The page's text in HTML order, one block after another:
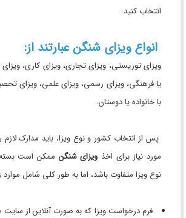
انتخاب کنید.
انواع ویزای شنگن عبارتند از:
ویزای توریستی، ویزای تجاری، ویزای کاری،
یا فرهنگی، ویزای رسمی، ویزای علمی، ویزای
با خانواده یا دوستان.
پس از انتخاب کشور و نوع ویزا، باید مدارک لازم
مورد نیاز برای اخذ ویزای شنگن ممکن است
نوع ویزا متفاوت باشد، اما به طور کلی شامل
فرم درخواست ویزا که به صورت آنلاین از